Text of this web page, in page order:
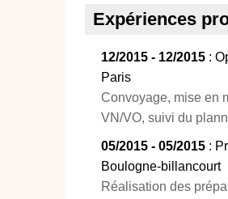
Expériences
12/2015 - 12/2015 :
Paris
Convoyage, mise en
VN/VO, suivi du
05/2015 - 05/2015 :
Boulogne-billancourt
Réalisation des